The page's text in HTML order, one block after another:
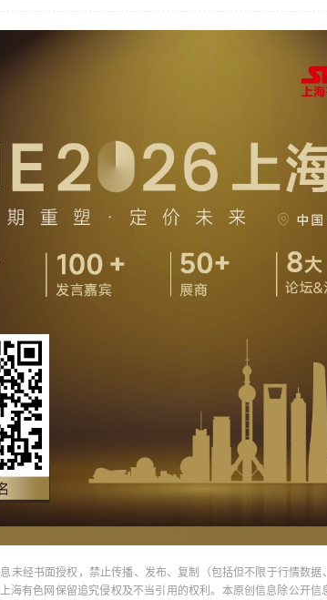
未经书面授权，禁止传播、发布、复制（包括但不限于行情数据
海有色网保留追究侵权及不当引用的权利。本原创信息除公开